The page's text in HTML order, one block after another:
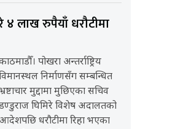
४ लाख रुपैयाँ धरौटीमा
पोखरा अन्तर्राष्ट्रिय
निर्माणसँग सम्बन्धित
मुद्दामा मुछिएका सचिव
घिमिरे विशेष अदालतको
आदेशपछि धरौटीमा रिहा भएका